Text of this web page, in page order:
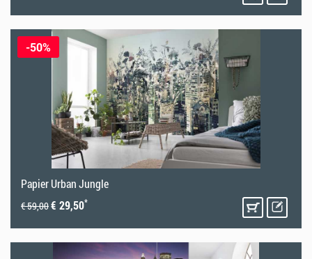
-50%
Papier Urban Jungle
€ 59,00€ 29,50*